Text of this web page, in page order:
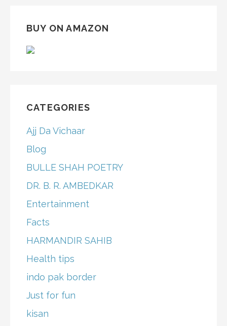
BUY ON AMAZON
CATEGORIES
Ajj Da Vichaar
Blog
BULLE SHAH POETRY
DR. B. R. AMBEDKAR
Entertainment
Facts
HARMANDIR SAHIB
Health tips
indo pak border
Just for fun
kisan